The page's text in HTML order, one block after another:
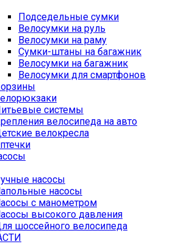
Подседельные сумки
Велосумки на руль
Велосумки на раму
Сумки-штаны на багажник
Велосумки на багажник
Велосумки для смартфонов
системы
велосипеда на авто
велокресла
насосы
насосы
с манометром
высокого давления
шоссейного велосипеда